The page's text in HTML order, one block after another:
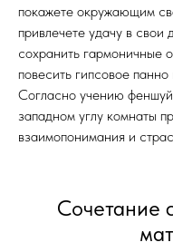
покажете окружающим
привлечете удачу в свои
сохранить гармоничные
повесить гипсовое
Согласно учению
западном углу комнаты
взаимопонимания и
Сочетание